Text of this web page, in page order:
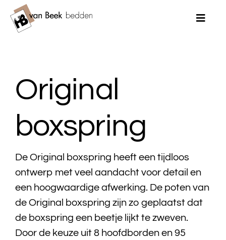
naar
Toggle
Merken
Matrassen
Topmatrassen
Dekbedden
Kussens
Original
boxspring
De Original boxspring heeft een tijdloos
ontwerp met veel aandacht voor detail en
een hoogwaardige afwerking. De poten van
de Original boxspring zijn zo geplaatst dat
de boxspring een beetje lijkt te zweven.
Door de keuze uit 8 hoofdborden en 95